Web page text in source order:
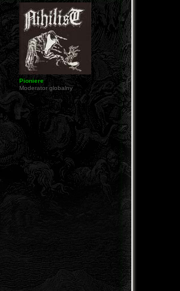
Pioniere
Moderator globalny